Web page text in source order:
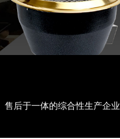
后于一体的综合性生产企业